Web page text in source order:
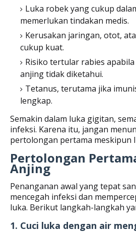
Luka robek yang cukup
memerlukan tindakan medis.
Kerusakan jaringan, otot,
cukup kuat.
Risiko tertular rabies
anjing tidak diketahui.
Tetanus, terutama jika
lengkap.
Semakin dalam luka gigitan,
infeksi. Karena itu, jangan
pertolongan pertama meskipun
Pertolongan
Anjing
Penanganan awal yang tepat
mencegah infeksi dan
luka. Berikut langkah-langkah
1. Cuci luka dengan air